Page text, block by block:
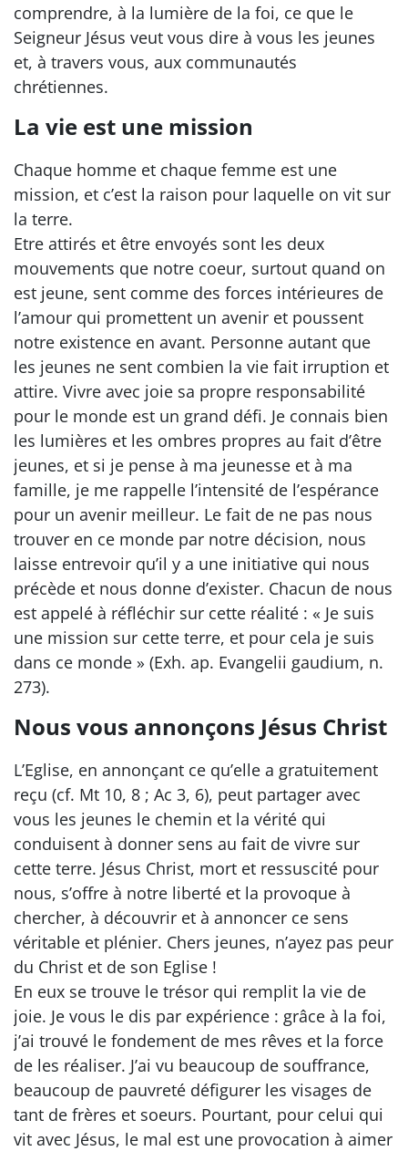
comprendre, à la lumière de la foi, ce que le
Seigneur Jésus veut vous dire à vous les jeunes
et, à travers vous, aux communautés
chrétiennes.
La vie est une mission
Chaque homme et chaque femme est une
mission, et c’est la raison pour laquelle on vit sur
la terre.
Etre attirés et être envoyés sont les deux
mouvements que notre coeur, surtout quand on
est jeune, sent comme des forces intérieures de
l’amour qui promettent un avenir et poussent
notre existence en avant. Personne autant que
les jeunes ne sent combien la vie fait irruption et
attire. Vivre avec joie sa propre responsabilité
pour le monde est un grand défi. Je connais bien
les lumières et les ombres propres au fait d’être
jeunes, et si je pense à ma jeunesse et à ma
famille, je me rappelle l’intensité de l’espérance
pour un avenir meilleur. Le fait de ne pas nous
trouver en ce monde par notre décision, nous
laisse entrevoir qu’il y a une initiative qui nous
précède et nous donne d’exister. Chacun de nous
est appelé à réfléchir sur cette réalité : « Je suis
une mission sur cette terre, et pour cela je suis
dans ce monde » (Exh. ap. Evangelii gaudium, n.
273).
Nous vous annonçons Jésus Christ
L’Eglise, en annonçant ce qu’elle a gratuitement
reçu (cf. Mt 10, 8 ; Ac 3, 6), peut partager avec
vous les jeunes le chemin et la vérité qui
conduisent à donner sens au fait de vivre sur
cette terre. Jésus Christ, mort et ressuscité pour
nous, s’offre à notre liberté et la provoque à
chercher, à découvrir et à annoncer ce sens
véritable et plénier. Chers jeunes, n’ayez pas peur
du Christ et de son Eglise !
En eux se trouve le trésor qui remplit la vie de
joie. Je vous le dis par expérience : grâce à la foi,
j’ai trouvé le fondement de mes rêves et la force
de les réaliser. J’ai vu beaucoup de souffrance,
beaucoup de pauvreté défigurer les visages de
tant de frères et soeurs. Pourtant, pour celui qui
vit avec Jésus, le mal est une provocation à aimer